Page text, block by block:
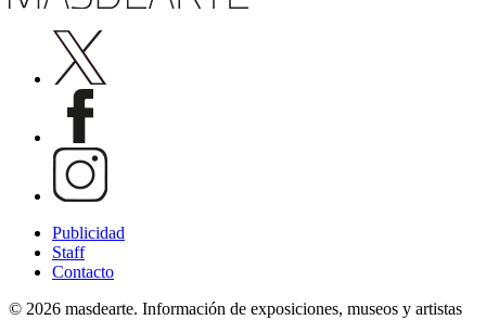
Publicidad
Staff
Contacto
© 2026 masdearte. Información de exposiciones, museos y artistas